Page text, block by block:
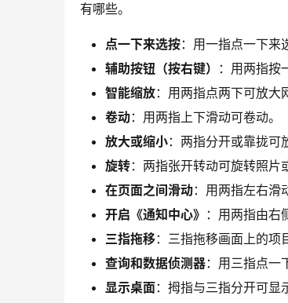
有哪些。
点一下来选按：用一指点一下来
辅助按钮（按右键）
：用两指按
智能缩放：用两指点两下可放大
卷动：用两指上下滑动可卷动。
放大或缩小：两指分开或靠拢可
旋转：两指张开转动可旋转照片
在页面之间滑动：用两指左右滑
开启《通知中心》 ：用两指由右
三指拖移：三指拖移画面上的项
查询和数据侦测器：用三指点一
显示桌面：拇指与三指分开可显